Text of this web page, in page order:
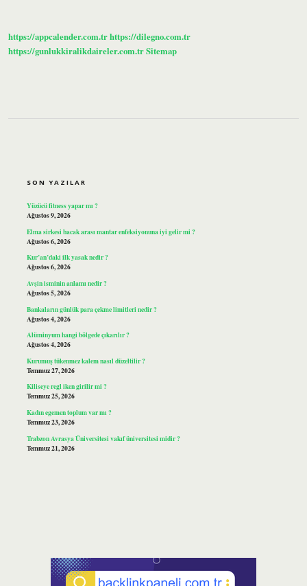
https://appcalender.com.trhttps://dilegno.com.tr
https://gunlukkiralikdaireler.com.trSitemap
SON YAZILAR
Yüzücü fitness yapar mı ?
Ağustos 9, 2026
Elma sirkesi bacak arası mantar enfeksiyonuna iyi gelir mi ?
Ağustos 6, 2026
Kur’an’daki ilk yasak nedir ?
Ağustos 6, 2026
Avşin isminin anlamı nedir ?
Ağustos 5, 2026
Bankaların günlük para çekme limitleri nedir ?
Ağustos 4, 2026
Alüminyum hangi bölgede çıkarılır ?
Ağustos 4, 2026
Kurumuş tükenmez kalem nasıl düzeltilir ?
Temmuz 27, 2026
Kiliseye regl iken girilir mi ?
Temmuz 25, 2026
Kadın egemen toplum var mı ?
Temmuz 23, 2026
Trabzon Avrasya Üniversitesi vakıf üniversitesi midir ?
Temmuz 21, 2026